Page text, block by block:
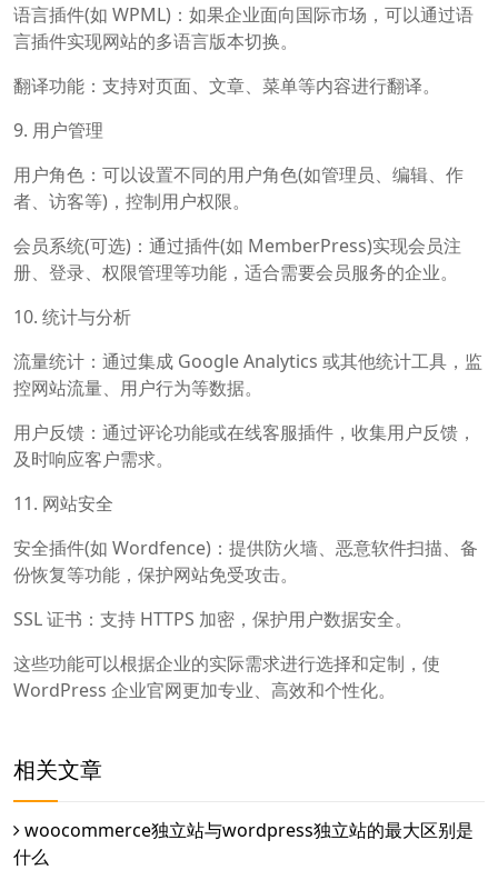
语言插件(如 WPML)：如果企业面向国际市场，可以通过语
言插件实现网站的多语言版本切换。
翻译功能：支持对页面、文章、菜单等内容进行翻译。
9. 用户管理
用户角色：可以设置不同的用户角色(如管理员、编辑、作
者、访客等)，控制用户权限。
会员系统(可选)：通过插件(如 MemberPress)实现会员注
册、登录、权限管理等功能，适合需要会员服务的企业。
10. 统计与分析
流量统计：通过集成 Google Analytics 或其他统计工具，监
控网站流量、用户行为等数据。
用户反馈：通过评论功能或在线客服插件，收集用户反馈，
及时响应客户需求。
11. 网站安全
安全插件(如 Wordfence)：提供防火墙、恶意软件扫描、备
份恢复等功能，保护网站免受攻击。
SSL 证书：支持 HTTPS 加密，保护用户数据安全。
这些功能可以根据企业的实际需求进行选择和定制，使
WordPress 企业官网更加专业、高效和个性化。
相关文章
woocommerce独立站与wordpress独立站的最大区别是
什么